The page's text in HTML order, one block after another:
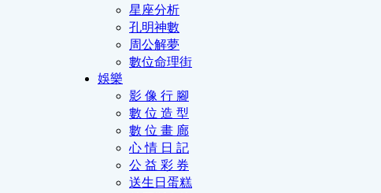
星座分析
孔明神數
周公解夢
數位命理街
娛樂
影 像 行 腳
數 位 造 型
數 位 畫 廊
心 情 日 記
公 益 彩 券
送生日蛋糕